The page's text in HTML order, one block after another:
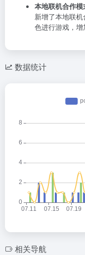
本地联机合作模
新增了本地联
色进行游戏，增
数据统计
相关导航